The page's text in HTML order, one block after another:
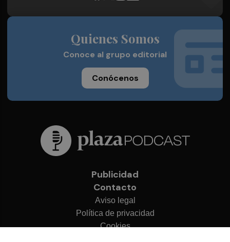
Quienes Somos
Conoce al grupo editorial
Conócenos
Publicidad
Contacto
Aviso legal
Política de privacidad
Cookies